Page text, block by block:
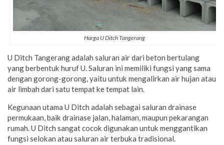
Harga U Ditch Tangerang
U Ditch Tangerang adalah saluran air dari beton bertulang
yang berbentuk huruf U. Saluran ini memiliki fungsi yang sama
dengan gorong-gorong, yaitu untuk mengalirkan air hujan atau
air limbah dari satu tempat ke tempat lain.
Kegunaan utama U Ditch adalah sebagai saluran drainase
permukaan, baik drainase jalan, halaman, maupun pekarangan
rumah. U Ditch sangat cocok digunakan untuk menggantikan
fungsi selokan atau saluran air terbuka tradisional.